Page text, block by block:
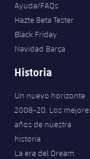
Ayuda/FAQs
Hazte Beta Tester
Black Friday
Navidad Barça
Historia
Un nuevo horizonte
2008-20. Los
años de nuestra
historia
La era del Dream